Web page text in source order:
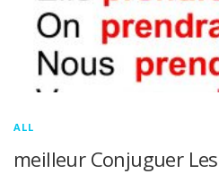
ALL
meilleur Conjuguer